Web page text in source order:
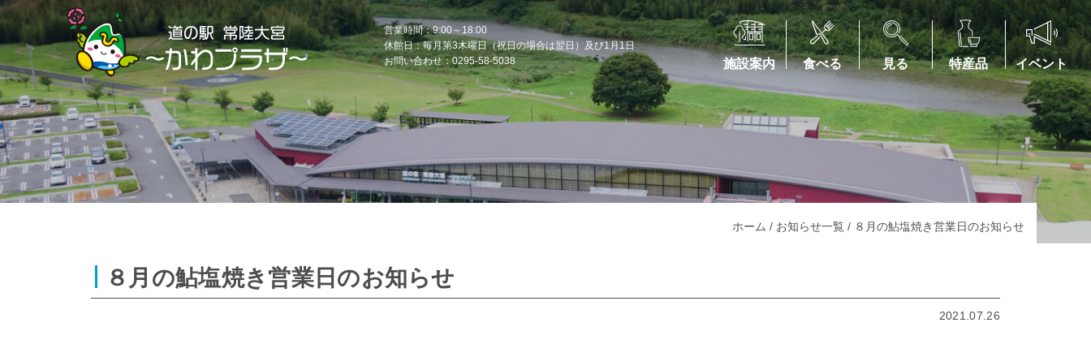
Skip
to
content
施設案内 食べる 見る 特産品 イベント
営業時間：9:00～18:00
休館日：毎月第3木曜日（祝日の場合は翌日）及び1月1日
お問い合わせ：0295-58-5038
ホーム / お知らせ一覧/ ８月の鮎塩焼き営業日のお知らせ
８月の鮎塩焼き営業日のお知らせ
2021.07.26